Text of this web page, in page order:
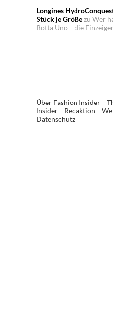
Longines
Stück je Größezu Wer
Botta Uno – die
Über Fashion Insider
Insider
Redaktion
Datenschutz